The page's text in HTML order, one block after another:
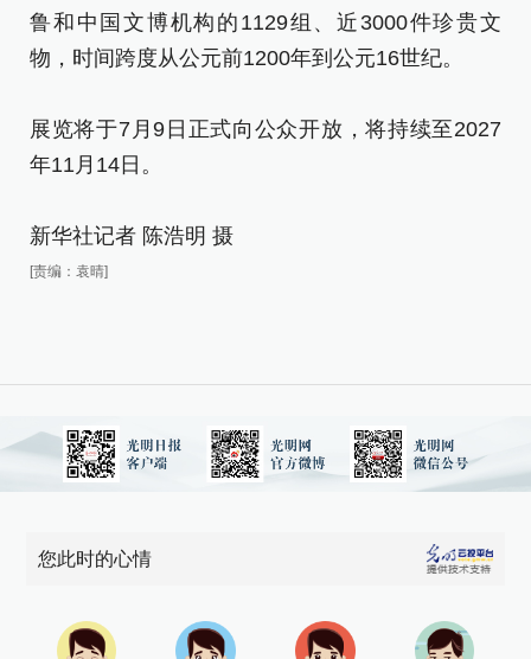
鲁和中国文博机构的1129组、近3000件珍贵文
物，时间跨度从公元前1200年到公元16世纪。
展览将于7月9日正式向公众开放，将持续至2027
年11月14日。
新华社记者 陈浩明 摄
[责编：袁晴]
您此时的心情